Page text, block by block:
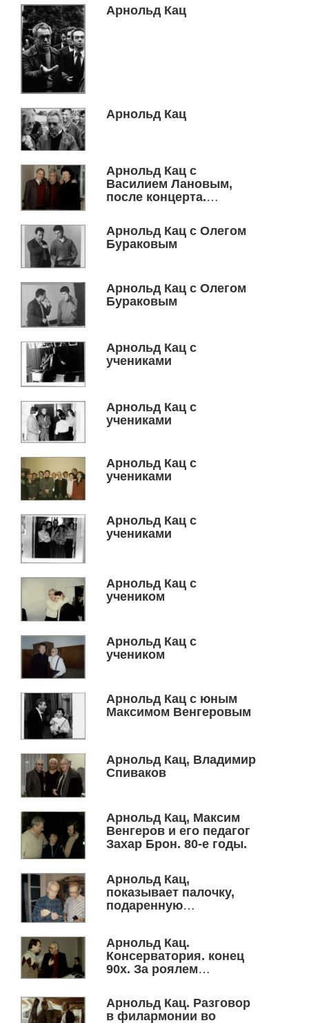
Арнольд Кац
Арнольд Кац
Арнольд Кац с
Василием Лановым,
после концерта.
С. "Иван Гроздный".
Слева направо:
Лановой В. (Чтец),
07.05.01997 г.Дом
политпросвещения.
Арнольд Кац с Олегом
Бураковым
Арнольд Кац с Олегом
Бураковым
Арнольд Кац с
учениками
Арнольд Кац с
учениками
Арнольд Кац с
учениками
Арнольд Кац с
учениками
Арнольд Кац с
учеником
Арнольд Кац с
учеником
Арнольд Кац с юным
Максимом Венгеровым
Арнольд Кац, Владимир
Спиваков
Арнольд Кац, Максим
Венгеров и его педагог
Захар Брон. 80-е годы.
Арнольд Кац,
показывает палочку,
подаренную
(альт) хранителю музея
филармонии.
Арнольд Кац.
Консерватория. конец
90х. За роялем
Арнольд Кац. Разговор
в филармонии во